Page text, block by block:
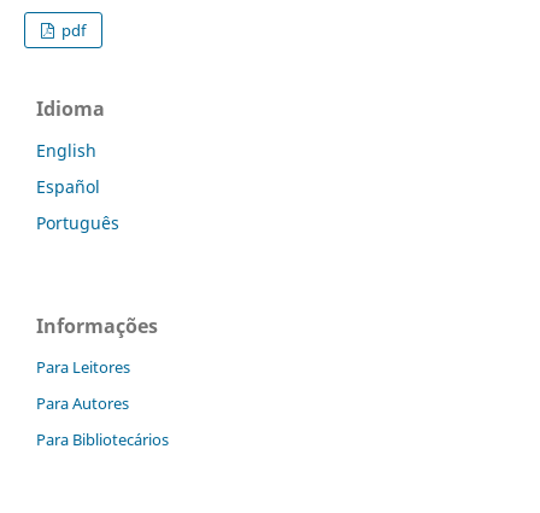
pdf
Idioma
English
Español
Português
Informações
Para Leitores
Para Autores
Para Bibliotecários